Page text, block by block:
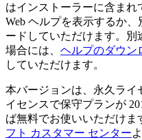
はインストーラーに含ま
Web ヘルプを表示するか
ードしていただけます。別
場合には、 ヘルプのダウン
していただけます。
本バージョンは、永久ライ
イセンスで保守プランが
ば無料でお使いいただけま
フト カスタマー センター